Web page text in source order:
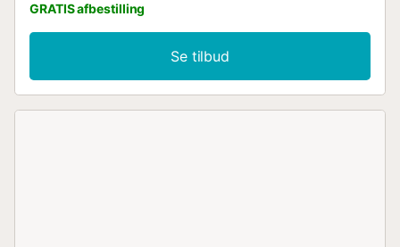
et med dobbeltseng) samt 3 badeværelser og kan derfor
rumme 4 personer. Yderligere faciliteter omfatter Wi-Fi,
ventilatorer, satellit- og kabel-tv, en babyseng og en
barnestol. Der er en pilleovn, der opvarmer ejendommen.
Aircondition er tilgængelig i soveværelserne mod et ekstra
GRATIS afbestilling
Se tilbud